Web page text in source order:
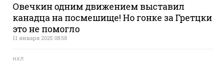
Овечкин одним движением выставил
канадца на посмешище! Но гонке за Гретцки
это не помогло
11 января 2025 08:58
НХЛ